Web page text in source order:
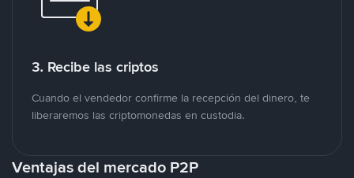
3. Recibe las criptos
Cuando el vendedor confirme la recepción del dinero, te
liberaremos las criptomonedas en custodia.
Ventajas del mercado P2P